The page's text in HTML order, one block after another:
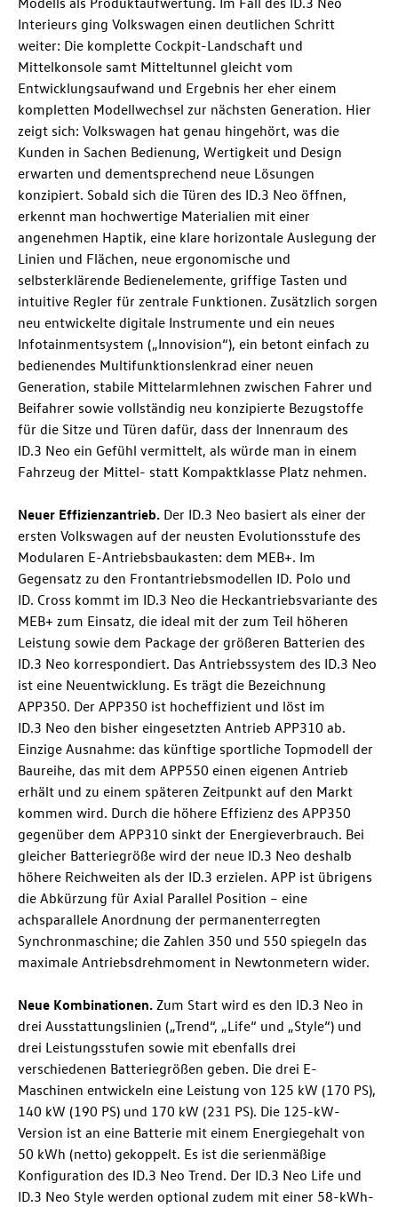
Interieurs ging Volkswagen einen deutlichen Schritt
weiter: Die komplette Cockpit-Landschaft und
Mittelkonsole samt Mitteltunnel gleicht vom
Entwicklungsaufwand und Ergebnis her eher einem
kompletten Modellwechsel zur nächsten Generation. Hier
zeigt sich: Volkswagen hat genau hingehört, was die
Kunden in Sachen Bedienung, Wertigkeit und Design
erwarten und dementsprechend neue Lösungen
konzipiert. Sobald sich die Türen des ID.3 Neo öffnen,
erkennt man hochwertige Materialien mit einer
angenehmen Haptik, eine klare horizontale Auslegung der
Linien und Flächen, neue ergonomische und
selbsterklärende Bedienelemente, griffige Tasten und
intuitive Regler für zentrale Funktionen. Zusätzlich sorgen
neu entwickelte digitale Instrumente und ein neues
Infotainmentsystem („Innovision“), ein betont einfach zu
bedienendes Multifunktionslenkrad einer neuen
Generation, stabile Mittelarmlehnen zwischen Fahrer und
Beifahrer sowie vollständig neu konzipierte Bezugstoffe
für die Sitze und Türen dafür, dass der Innenraum des
ID.3 Neo ein Gefühl vermittelt, als würde man in einem
Fahrzeug der Mittel- statt Kompaktklasse Platz nehmen.
Neuer Effizienzantrieb. Der ID.3 Neo basiert als einer der
ersten Volkswagen auf der neusten Evolutionsstufe des
Modularen E-Antriebsbaukasten: dem MEB+. Im
Gegensatz zu den Frontantriebsmodellen ID. Polo und
ID. Cross kommt im ID.3 Neo die Heckantriebsvariante des
MEB+ zum Einsatz, die ideal mit der zum Teil höheren
Leistung sowie dem Package der größeren Batterien des
ID.3 Neo korrespondiert. Das Antriebssystem des ID.3 Neo
ist eine Neuentwicklung. Es trägt die Bezeichnung
APP350. Der APP350 ist hocheffizient und löst im
ID.3 Neo den bisher eingesetzten Antrieb APP310 ab.
Einzige Ausnahme: das künftige sportliche Topmodell der
Baureihe, das mit dem APP550 einen eigenen Antrieb
erhält und zu einem späteren Zeitpunkt auf den Markt
kommen wird. Durch die höhere Effizienz des APP350
gegenüber dem APP310 sinkt der Energieverbrauch. Bei
gleicher Batteriegröße wird der neue ID.3 Neo deshalb
höhere Reichweiten als der ID.3 erzielen. APP ist übrigens
die Abkürzung für Axial Parallel Position – eine
achsparallele Anordnung der permanenterregten
Synchronmaschine; die Zahlen 350 und 550 spiegeln das
maximale Antriebsdrehmoment in Newtonmetern wider.
Neue Kombinationen. Zum Start wird es den ID.3 Neo in
drei Ausstattungslinien („Trend“, „Life“ und „Style“) und
drei Leistungsstufen sowie mit ebenfalls drei
verschiedenen Batteriegrößen geben. Die drei E-
Maschinen entwickeln eine Leistung von 125 kW (170 PS),
140 kW (190 PS) und 170 kW (231 PS). Die 125-kW-
Version ist an eine Batterie mit einem Energiegehalt von
50 kWh (netto) gekoppelt. Es ist die serienmäßige
Konfiguration des ID.3 Neo Trend. Der ID.3 Neo Life und
ID.3 Neo Style werden optional zudem mit einer 58-kWh-